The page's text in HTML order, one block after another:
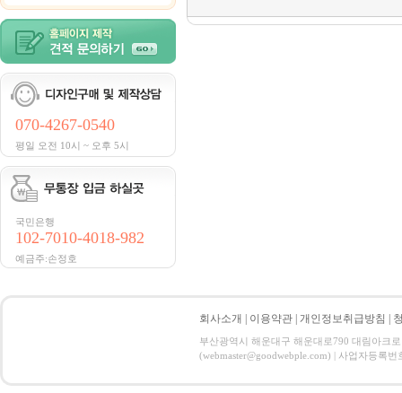
070-4267-0540
평일 오전 10시 ~ 오후 5시
국민은행
102-7010-4018-982
예금주:손정호
회사소개 이용약관 개인정보취급방침
부산광역시 해운대구 해운대로790 대림아크
(webmaster@goodwebple.com) | 사업자등록